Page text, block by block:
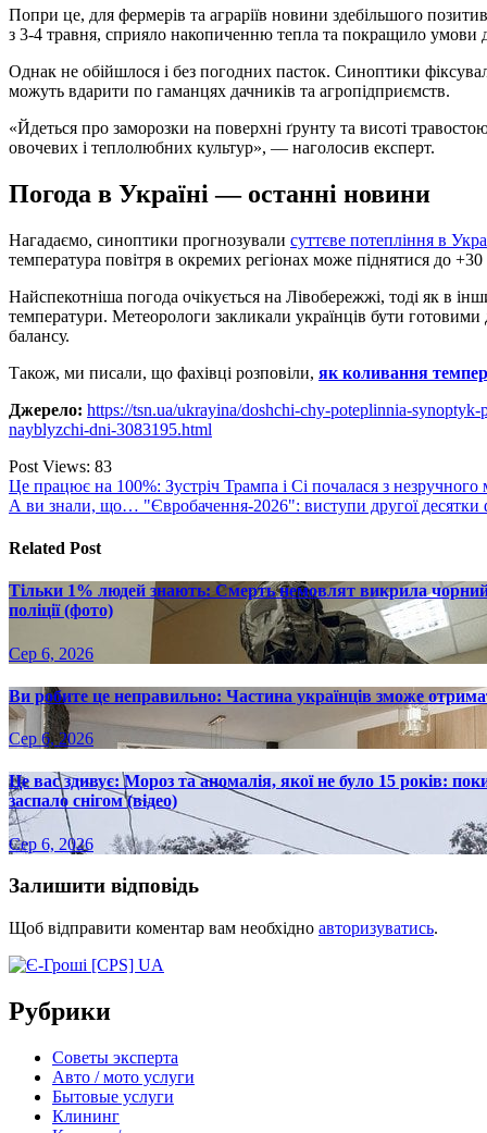
Попри це, для фермерів та аграріїв новини здебільшого
з 3-4 травня, сприяло накопиченню тепла та покращило умови
Однак не обійшлося і без погодних пасток. Синоптики
можуть вдарити по гаманцях дачників та агропідприємств.
«Йдеться про заморозки на поверхні ґрунту та висоті
овочевих і теплолюбних культур», — наголосив експерт.
Погода в Україні — останні новини
Нагадаємо, синоптики прогнозували суттєве потепління в
температура повітря в окремих регіонах може піднятися до +30
Найспекотніша погода очікується на Лівобережжі, тоді як в
температури. Метеорологи закликали українців бути
балансу.
Також, ми писали, що фахівці розповіли, як коливання
Джерело: https://tsn.ua/ukrayina/doshchi-chy-poteplinnia-
nayblyzchi-dni-3083195.html
Post Views: 83
Навігація
записів
Це працює на 100%: Зустріч Трампа і Сі почалася з
А ви знали, що… "Євробачення-2026": виступи другої десятки
Related Post
Тільки 1% людей знають: Смерть немовлят викрила чорний
поліції (фото)
Сер 6, 2026
Ви робите це неправильно: Частина українців зможе
Сер 6, 2026
Це вас здивує: Мороз та аномалія, якої не було 15 років:
заспало снігом (відео)
Сер 6, 2026
Залишити відповідь
Щоб відправити коментар вам необхідно авторизуватись.
Рубрики
Советы эксперта
Авто / мото услуги
Бытовые услуги
Клининг